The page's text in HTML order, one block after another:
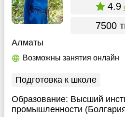
4.9
7500
Алматы
Возможны занятия онлайн
Подготовка к школе
Образование: Высший
промышленности